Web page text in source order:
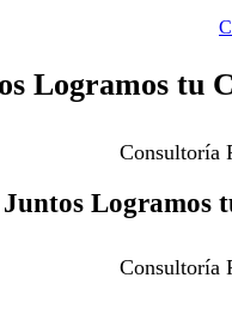
Logramos tu
Consultoría
Juntos Logramos
Consultoría